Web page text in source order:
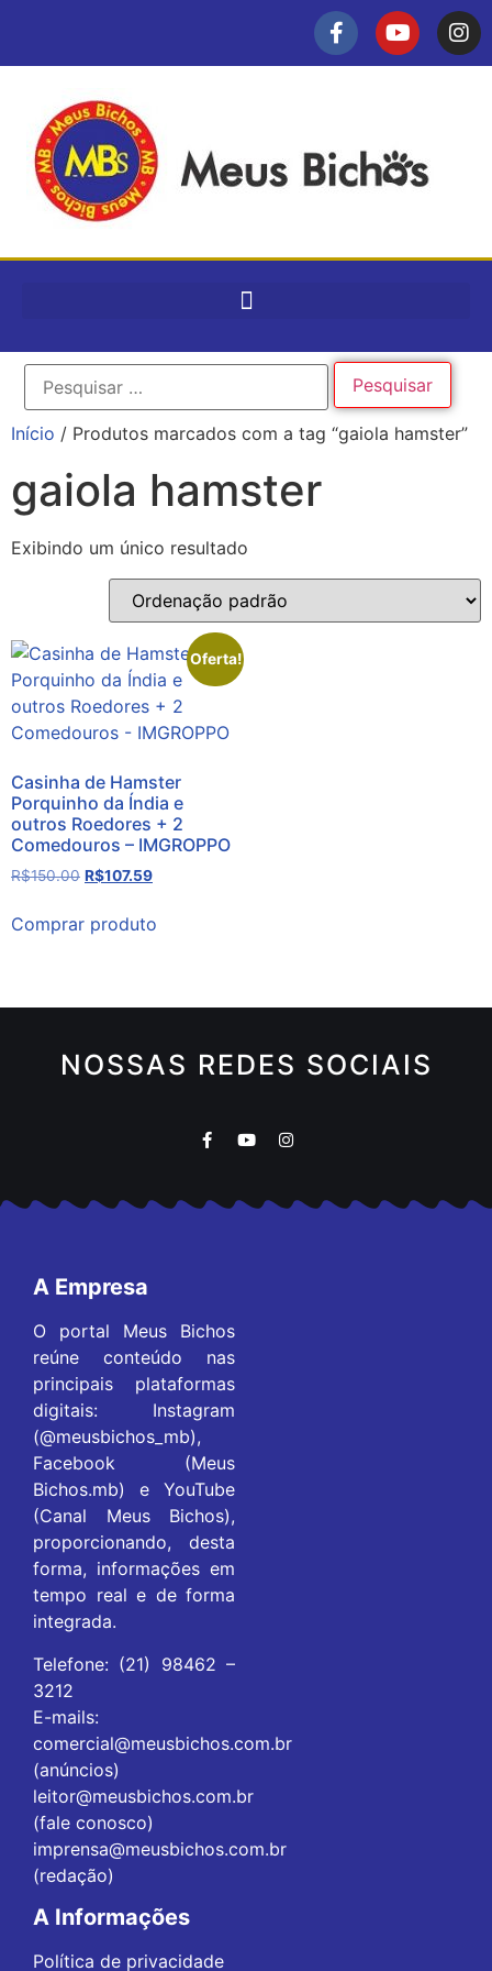
Início / Produtos marcados com a tag “gaiola hamster”
gaiola hamster
Exibindo um único resultado
Oferta!
Casinha de Hamster
Porquinho da Índia e
outros Roedores + 2
Comedouros – IMGROPPO
R$150.00 R$107.59
Comprar produto
NOSSAS REDES SOCIAIS
A Empresa
O portal Meus Bichos
reúne conteúdo nas
principais plataformas
digitais: Instagram
(@meusbichos_mb),
Facebook (Meus
Bichos.mb) e YouTube
(Canal Meus Bichos),
proporcionando, desta
forma, informações em
tempo real e de forma
integrada.
Telefone: (21) 98462 –
3212
E-mails:
comercial@meusbichos.com.br
(anúncios)
leitor@meusbichos.com.br
(fale conosco)
imprensa@meusbichos.com.br
(redação)
A Informações
Política de privacidade